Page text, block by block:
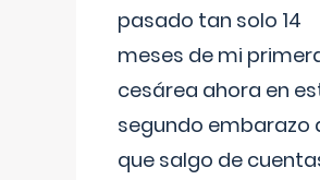
pasado tan solo 14
meses de mi
cesárea ahora en
segundo embarazo
que salgo de